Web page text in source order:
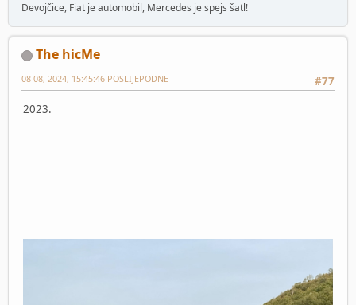
Devojčice, Fiat je automobil, Mercedes je spejs šatl!
The hicMe
#77
08 08, 2024, 15:45:46 POSLIJEPODNE
2023.